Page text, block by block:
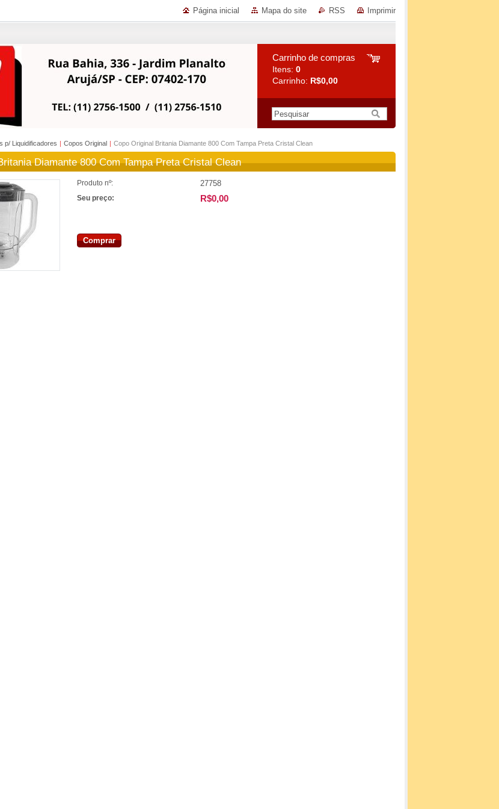
Página inicial Mapa do site RSS Imprimir
Carrinho de compras
Itens: 0
Carrinho: R$0,00
p/ Liquidificadores | Copos Original | Copo Original Britania Diamante 800 Com Tampa Preta Cristal Clean
Diamante 800 Com Tampa Preta Cristal Clean
Produto nº: 27758
Seu preço: R$0,00
Comprar